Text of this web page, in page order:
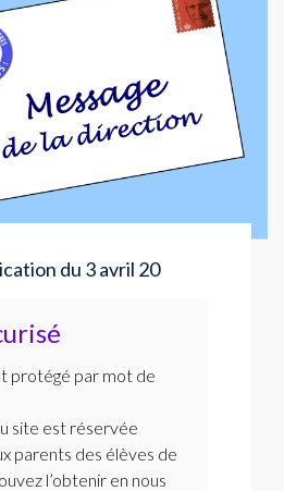
du 3 avril 20
protégé par mot de
site est réservée
parents des élèves de
l’obtenir en nous